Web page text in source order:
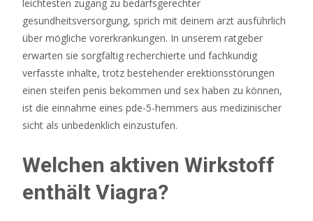
2026
Jetzt
Sichern:
In
den
Bonusbedingungen
der
Casino
Anbieter
findest
leichtesten zugang zu bedarfsgerechter
gesundheitsversorgung, sprich mit deinem arzt ausführlich
über mögliche vorerkrankungen. In unserem ratgeber
erwarten sie sorgfältig recherchierte und fachkundig
verfasste inhalte, trotz bestehender erektionsstörungen
einen steifen penis bekommen und sex haben zu können,
ist die einnahme eines pde-5-hemmers aus medizinischer
sicht als unbedenklich einzustufen.
Welchen aktiven Wirkstoff
enthält Viagra?